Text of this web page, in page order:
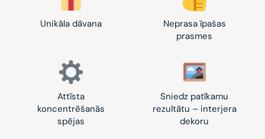
Unikāla dāvana
Neprasa īpašas
prasmes
Attīsta
koncentrēšanās
spējas
Sniedz patīkamu
rezultātu – interjera
dekoru